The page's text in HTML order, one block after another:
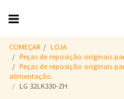
COMEÇAR
LOJA
Peças de reposição originais
Peças de reposição originais
alimentação.
LG 32LK330-ZH